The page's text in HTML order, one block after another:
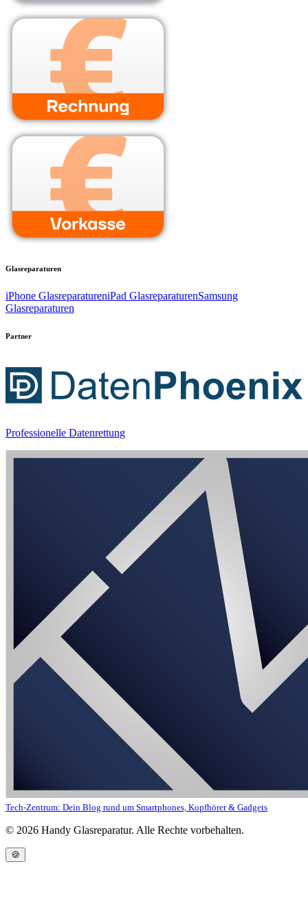
Glasreparaturen
iPhone GlasreparatureniPad GlasreparaturenSamsung
Glasreparaturen
Partner
Professionelle Datenrettung
Tech-Zentrum: Dein Blog rund um Smartphones, Kopfhörer & Gadgets
© 2026 Handy Glasreparatur. Alle Rechte vorbehalten.
🍪